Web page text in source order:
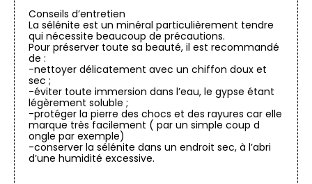
Conseils d’entretien
La sélénite est un minéral particulièrement tendre
qui nécessite beaucoup de précautions.
Pour préserver toute sa beauté, il est recommandé
de :
-nettoyer délicatement avec un chiffon doux et
sec ;
-éviter toute immersion dans l’eau, le gypse étant
légèrement soluble ;
-protéger la pierre des chocs et des rayures car elle
marque très facilement ( par un simple coup d
ongle par exemple)
-conserver la sélénite dans un endroit sec, à l’abri
d’une humidité excessive.